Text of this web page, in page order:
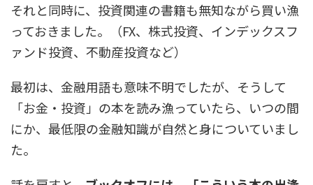
それと同時に、投資関連の書籍も無知ながら買い漁
っておきました。（FX、株式投資、インデックスフ
ァンド投資、不動産投資など）
最初は、金融用語も意味不明でしたが、そうして
「お金・投資」の本を読み漁っていたら、いつの間
にか、最低限の金融知識が自然と身についていまし
た。